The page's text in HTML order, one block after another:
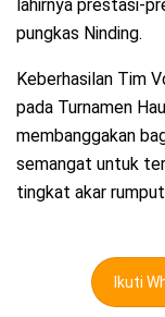
lahirnya prestasi-
pungkas Ninding.
Keberhasilan Tim
pada Turnamen
membanggakan
semangat untuk
tingkat akar
Ikuti